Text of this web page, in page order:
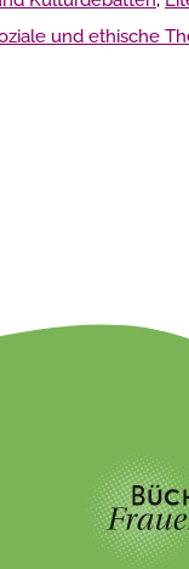
und ethische